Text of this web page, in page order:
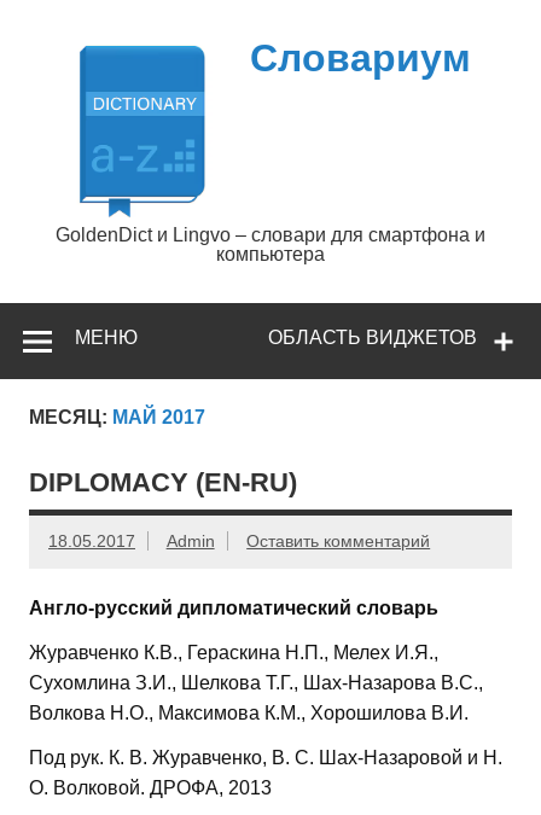
содержимому
Словариум
GoldenDict и Lingvo – словари для смартфона и
компьютера
ОБЛАСТЬ ВИДЖЕТОВ
МЕНЮ
МЕСЯЦ: МАЙ 2017
DIPLOMACY (EN-RU)
18.05.2017 Admin Оставить комментарий
Англо-русский дипломатический словарь
Журавченко К.В., Гераскина Н.П., Мелех И.Я.,
Сухомлина З.И., Шелкова Т.Г., Шах-Назарова В.С.,
Волкова Н.О., Максимова К.М., Хорошилова В.И.
Под рук. К. В. Журавченко, В. С. Шах-Назаровой и Н.
О. Волковой. ДРОФА, 2013